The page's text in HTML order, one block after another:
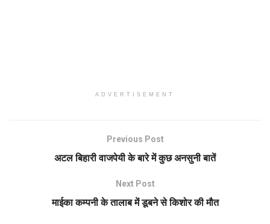
ADVERTISEMENT
Previous Post
अटल बिहारी वाजपेयी के बारे में कुछ अनसुनी बातें
Next Post
माईका कम्पनी के तालाब में डूबने से किशोर की मौत